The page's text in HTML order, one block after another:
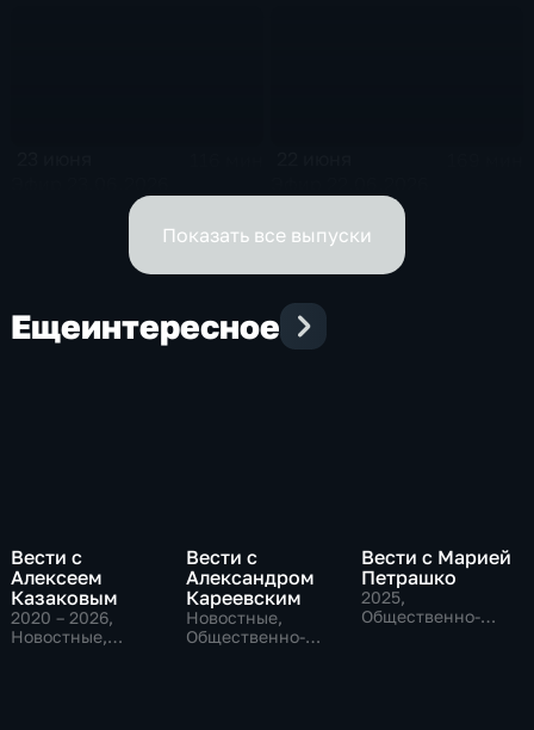
Показать все выпуски
Ещеинтересное
Вести с
Алексеем
Казаковым
2020 – 2026,
Новостные,
Вести с
Александром
Кареевским
Новостные,
Общественно-
Вести с Марией
Петрашко
2025,
Общественно-